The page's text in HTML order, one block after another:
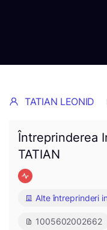
TATIAN LEONID
Întreprinderea
TATIAN
Alte întreprinderi
1005602002662